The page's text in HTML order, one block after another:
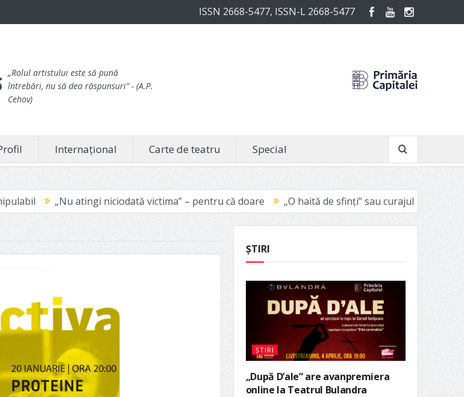
ISSN 2668-5477, ISSN-L 2668-5477
„Rolul artistului este să pună
întrebări, nu să dea răspunsuri”- (A.P.
Cehov)
Internațional Carte de teatru
Special
niciodată victima” – pentru că doare „O haită de sfinți” sau curajul de a fi vinovat Avignon
ȘTIRI
ȘTIRI
„După D’ale” are avanpremiera
online la Teatrul Bulandra